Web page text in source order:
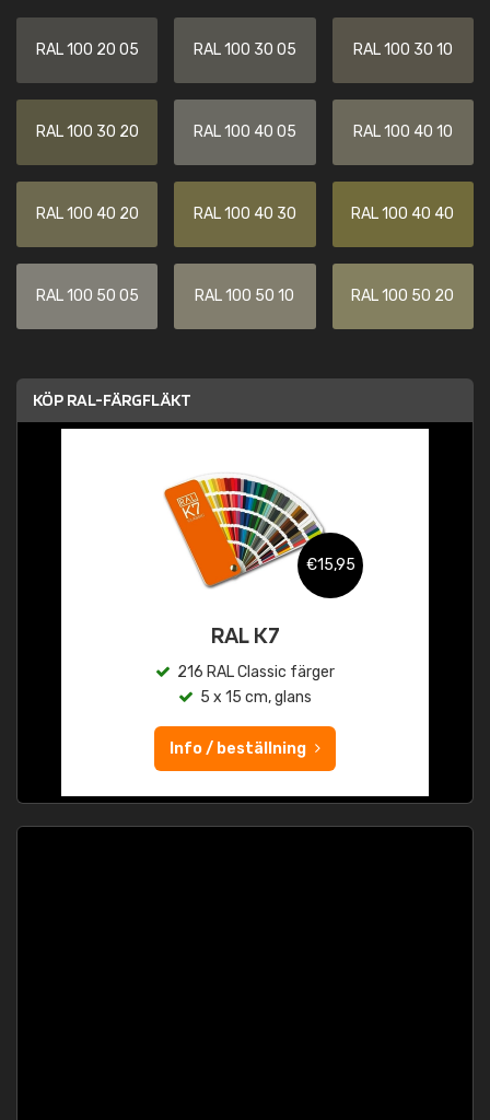
RAL 100 20 05 RAL 100 30 05 RAL 100 30 10
RAL 100 30 20 RAL 100 40 05 RAL 100 40 10
RAL 100 40 20 RAL 100 40 30 RAL 100 40 40
RAL 100 50 05 RAL 100 50 10 RAL 100 50 20
KÖP RAL-FÄRGFLÄKT
€15,95
RAL K7
216 RAL Classic färger
5 x 15 cm, glans
Info / beställning